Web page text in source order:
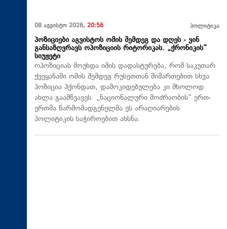
08 აგვისტო 2026, 20:56 პოლიტიკა
პოზიციები აგვისტოს ომის შემდეგ და დღეს - ვინ
განსაზღვრავს ოპოზიციის რიტორიკას. „ქრონიკის“
სიუჟეტი
ოპოზიციას მოუხდა იმის დადასტურება, რომ საკუთარ
ქვეყანაში ომის შემდეგ რუსეთთან მიმართებით სხვა
პოზიცია ჰქონდათ, დამოკიდებულება კი მხოლოდ
ახლა გაამწვავეს. „ნაციონალური მოძრაობის“ ერთ-
ერთმა წარმომადგენელმა ეს არაღიარების
პოლიტიკის საჭიროებით ახსნა.